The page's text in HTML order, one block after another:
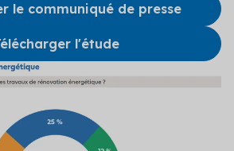
nos solutions
le communiqué de presse
l'étude